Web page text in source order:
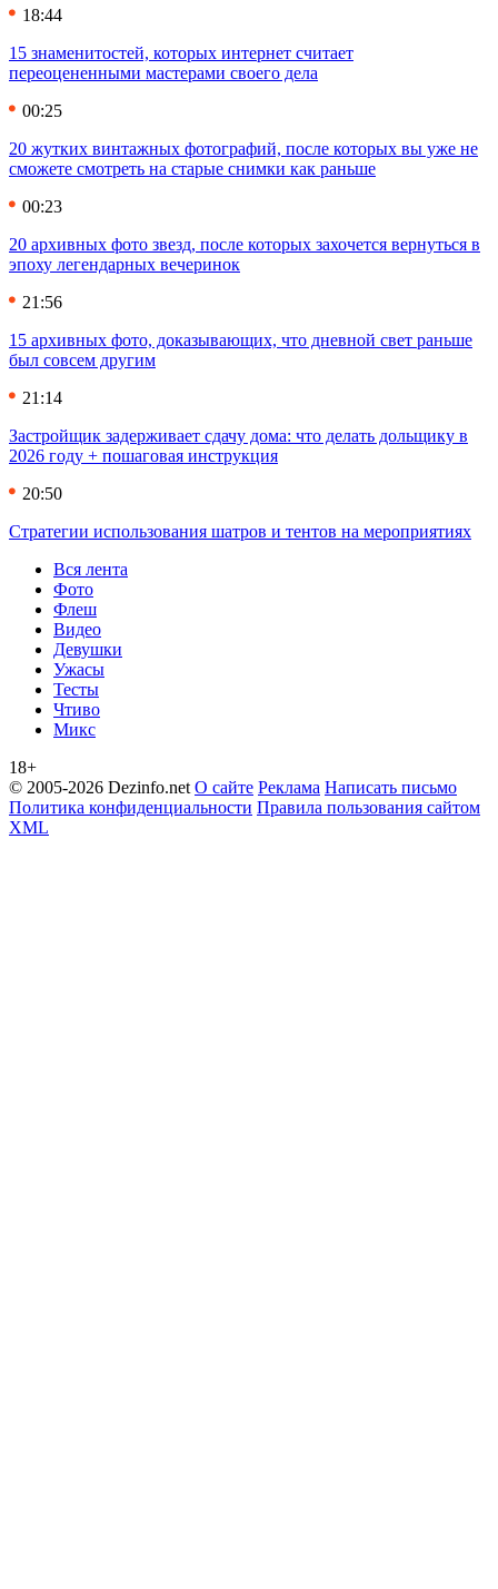
18:44
15 знаменитостей, которых интернет считает
переоцененными мастерами своего дела
00:25
20 жутких винтажных фотографий, после которых вы уже не
сможете смотреть на старые снимки как раньше
00:23
20 архивных фото звезд, после которых захочется вернуться в
эпоху легендарных вечеринок
21:56
15 архивных фото, доказывающих, что дневной свет раньше
был совсем другим
21:14
Застройщик задерживает сдачу дома: что делать дольщику в
2026 году + пошаговая инструкция
20:50
Стратегии использования шатров и тентов на мероприятиях
Вся лента
Фото
Флеш
Видео
Девушки
Ужасы
Тесты
Чтиво
Микс
18+
© 2005-2026 Dezinfo.net О сайте Реклама Написать письмо
Политика конфиденциальности Правила пользования сайтом
XML